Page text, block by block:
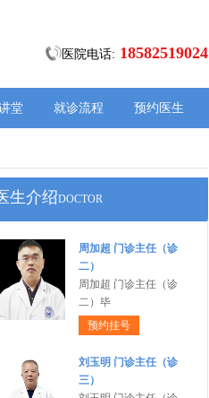
医院电话: 18582519024
堂 就诊流程 预约医生
生介绍DOCTOR
周加超 门诊主任（诊
二）
周加超 门诊主任（诊
二）毕
预约挂号
刘玉明 门诊主任（诊
三）